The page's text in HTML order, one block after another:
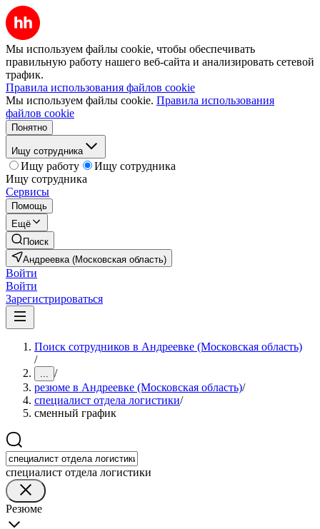
Мы используем файлы cookie, чтобы обеспечивать
правильную работу нашего веб-сайта и анализировать сетевой
трафик.
Правила использования файлов cookie
Мы используем файлы cookie. Правила использования
файлов cookie
Понятно
Ищу сотрудника
Ищу работу
Ищу сотрудника
Ищу сотрудника
Сервисы
Помощь
Ещё
Поиск
Андреевка (Московская область)
Войти
Войти
Зарегистрироваться
Поиск сотрудников в Андреевке (Московская область)
/
... /
резюме в Андреевке (Московская область)/
специалист отдела логистики/
сменный график
специалист отдела логистики
Резюме